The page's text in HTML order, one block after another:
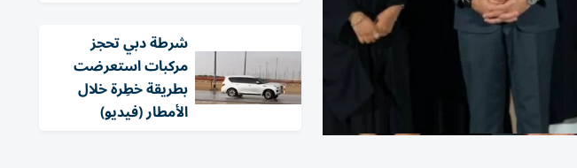
شرطة دبي تحجز
مركبات استعرضت
بطريقة خطِرة خلال
الأمطار (فيديو)